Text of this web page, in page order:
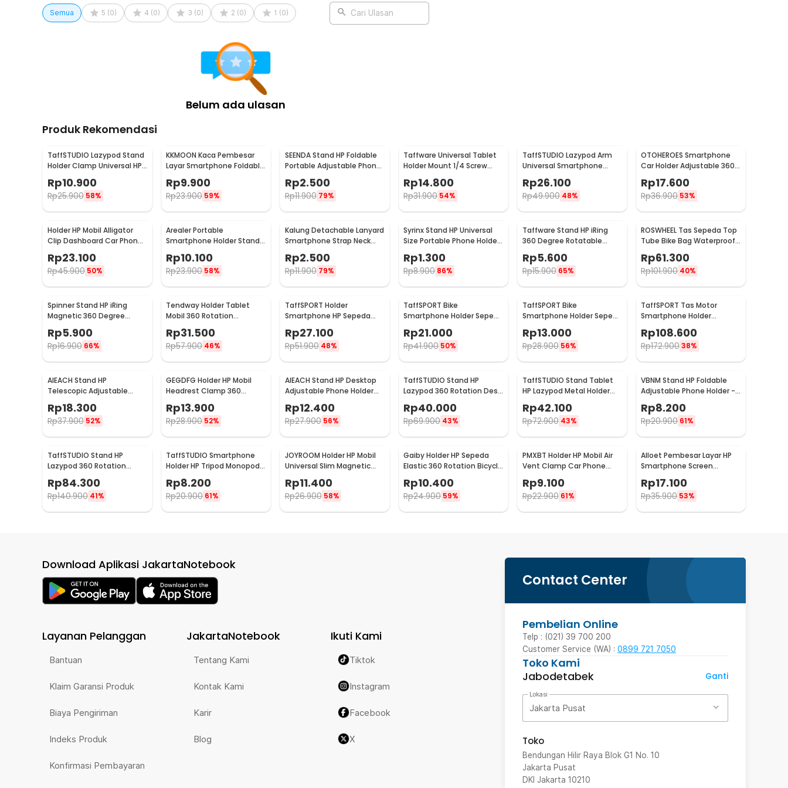
Holder HP ini terbuat dari aluminium alloy, ABS, dan besi yang kuat serta tahan lama. Stand HP
ini mampu menopang perangkat dengan baik tanpa mudah rusak meski digunakan setiap hari.
Rincian yang Anda dapatkan untuk pembelian produk ini:
1 x JOPREE Stand HP Lazypod 360 Rotation Adjustable Phone Holder - JY-ZJ26
Semua 5 (0) 4 (0) 3 (0) 2 (0) 1 (0) Cari Ulasan
Belum ada ulasan
Produk Rekomendasi
TaffSTUDIO Lazypod Stand
Holder Clamp Universal HP
Tripod-8-1
Rp10.900
Rp25.900 58%
KKMOON Kaca Pembesar
Layar Smartphone Foldable
Rp9.900
Rp23.900 59%
SEENDA Stand HP Foldable
Portable Adjustable Phone
Rp2.500
Rp11.900 79%
Taffware Universal Tablet
Holder Mount 1/4 Screw
Bracket Tripod - VTM4
Rp14.800
Rp31.900 54%
TaffSTUDIO Lazypod Arm
Universal Smartphone
Tablet Holder Klip Clamp -
A-138
Rp26.100
Rp49.900 48%
OTOHEROES Smartphone
Car Holder Adjustable 360
Degree with Suction Cup -
T003
Rp17.600
Rp36.900 53%
Holder HP Mobil Alligator
Clip Dashboard Car Phone
Rp23.100
Rp45.900 50%
Arealer Portable
Smartphone Holder Stand
Rp10.100
Rp23.900 58%
Kalung Detachable Lanyard
Smartphone Strap Neck
Rp2.500
Rp11.900 79%
Syrinx Stand HP Universal
Size Portable Phone Holder
Rp1.300
Rp8.900 86%
Taffware Stand HP iRing
360 Degree Rotatable
Phone Holder - R20
Rp5.600
Rp15.900 65%
ROSWHEEL Tas Sepeda Top
Tube Bike Bag Waterproof
Holder HP 6 Inch - ROS12
Rp61.300
Rp101.900 40%
Spinner Stand HP iRing
Magnetic 360 Degree
Rp5.900
Rp16.900 66%
Tendway Holder Tablet
Mobil 360 Rotation
Headrest Mount 8-11 Inch -
SBT-1104
Rp31.500
Rp57.900 46%
TaffSPORT Holder
Smartphone HP Sepeda
Holder - YP07
Rp27.100
Rp51.900 48%
TaffSPORT Bike
Smartphone Holder Sepeda
BM03
Rp21.000
Rp41.900 50%
TaffSPORT Bike
Smartphone Holder Sepeda
Universal Bicycle - JR-OK5
Rp13.000
Rp28.900 56%
TaffSPORT Tas Motor
Smartphone Holder
Motorcycle Fuel Bag - SA212
Rp108.600
Rp172.90038%
AIEACH Stand HP
Telescopic Adjustable
Phone Holder - K2
Rp18.300
Rp37.900 52%
GEGDFG Holder HP Mobil
Headrest Clamp 360
Rotation Car Phone Holder
- GP97
Rp13.900
Rp28.900 52%
AIEACH Stand HP Desktop
Adjustable Phone Holder
Rp12.400
Rp27.900 56%
TaffSTUDIO Stand HP
Lazypod 360 Rotation Desk
- D9
Rp40.000
Rp69.900 43%
TaffSTUDIO Stand Tablet
HP Lazypod Metal Holder
Rp42.100
Rp72.900 43%
VBNM Stand HP Foldable
Adjustable Phone Holder -
Rp8.200
Rp20.900 61%
TaffSTUDIO Stand HP
Lazypod 360 Rotation
Adjustable Phone Holder -
GH027
Rp84.300
Rp140.900 41%
TaffSTUDIO Smartphone
Holder HP Tripod Monopod
Clamp Mount 1/4 Thread -
F360
Rp8.200
Rp20.900 61%
JOYROOM Holder HP Mobil
Universal Slim Magnetic
Rp11.400
Rp26.900 58%
Gaiby Holder HP Sepeda
Elastic 360 Rotation Bicycle
Rp10.400
Rp24.900 59%
PMXBT Holder HP Mobil Air
Vent Clamp Car Phone
Rp9.100
Rp22.900 61%
Alloet Pembesar Layar HP
Smartphone Screen
Rp17.100
Rp35.900 53%
Contact Center
Pembelian Online
Telp : (021) 39 700 200
Customer Service (WA) : 0899 721 7050
Toko Kami
Jabodetabek
Ganti
Lokasi
Jakarta Pusat
Toko
Bendungan Hilir Raya Blok G1 No. 10
Jakarta Pusat
DKI Jakarta 10210
Download Aplikasi JakartaNotebook
Layanan Pelanggan
Bantuan
Klaim Garansi Produk
Biaya Pengiriman
Indeks Produk
Konfirmasi Pembayaran
JakartaNotebook
Tentang Kami
Kontak Kami
Karir
Blog
Ikuti Kami
Tiktok
Instagram
Facebook
X